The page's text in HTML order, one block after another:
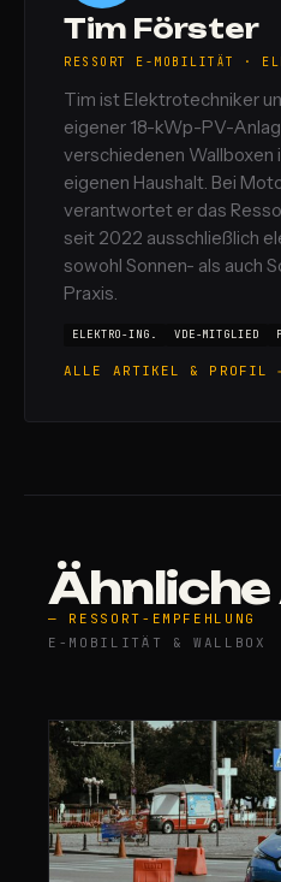
Tim Förster
RESSORT E-MOBILITÄT ·
Tim ist Elektrotechniker
eigener 18-kWp-PV-
verschiedenen
eigenen Haushalt. Bei
verantwortet er das
seit 2022 ausschließlich
sowohl Sonnen- als auch
Praxis.
ELEKTRO-ING. VDE-MITGLIED
ALLE ARTIKEL & PROFIL
— RESSORT-EMPFEHLUNG
E-MOBILITÄT & WALLBOX